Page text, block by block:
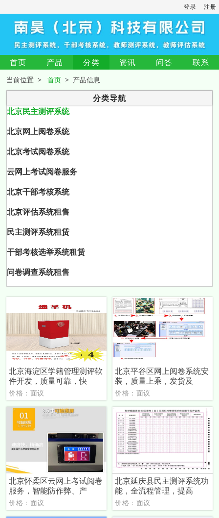
登录 注册
首页 产品 分类 资讯 问答 联系
当前位置 >首页 > 产品信息
分类导航
北京民主测评系统
北京网上阅卷系统
北京考试阅卷系统
云网上考试阅卷服务
北京干部考核系统
北京评估系统租售
民主测评系统租赁
干部考核选举系统租赁
问卷调查系统租售
北京海淀区学籍管理测评软
件开发，质量可靠，快
价格：面议
北京平谷区网上阅卷系统安
装，质量上乘，发货及
价格：面议
北京怀柔区云网上考试阅卷
服务，智能防作弊、产
价格：面议
北京延庆县民主测评系统功
能，全流程管理，提高
价格：面议